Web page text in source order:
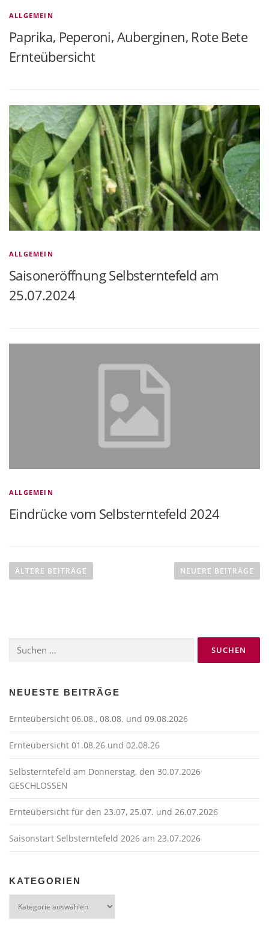
ALLGEMEIN
Paprika, Peperoni, Auberginen, Rote Bete
Ernteübersicht
ALLGEMEIN
Saisoneröffnung Selbsterntefeld am
25.07.2024
ALLGEMEIN
Eindrücke vom Selbsterntefeld 2024
e
a
i
g
t
i
n
ÄLTERE BEITRÄGE NEUERE BEITRÄGE
nach:
NEUESTE BEITRÄGE
Ernteübersicht 06.08., 08.08. und 09.08.2026
Ernteübersicht 01.08.26 und 02.08.26
Selbsterntefeld am Donnerstag, den 30.07.2026
GESCHLOSSEN
Ernteübersicht für den 23.07, 25.07. und 26.07.2026
Saisonstart Selbsterntefeld 2026 am 23.07.2026
KATEGORIEN